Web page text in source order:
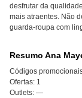
desfrutar da
mais atraentes. Não
guarda-roupa com
Resumo Ana
Códigos
Ofertas: 1
Outlets: —